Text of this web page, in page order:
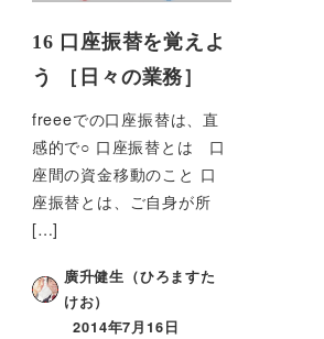
16 口座振替を覚えよ
う ［日々の業務］
freeeでの口座振替は、直
感的で○ 口座振替とは 口
座間の資金移動のこと 口
座振替とは、ご自身が所
[…]
廣升健生（ひろますた
けお）
2014年7月16日